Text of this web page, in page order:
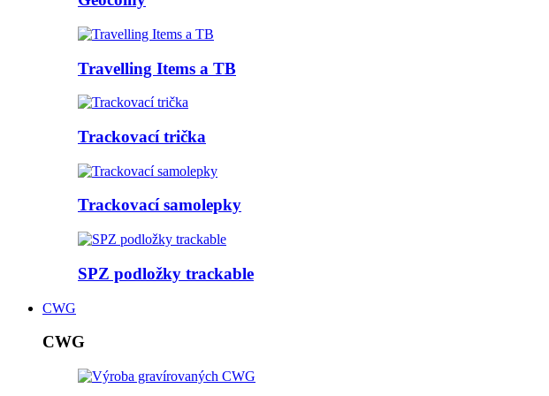
Travelling Items a TB
Trackovací trička
Trackovací samolepky
SPZ podložky trackable
CWG
CWG